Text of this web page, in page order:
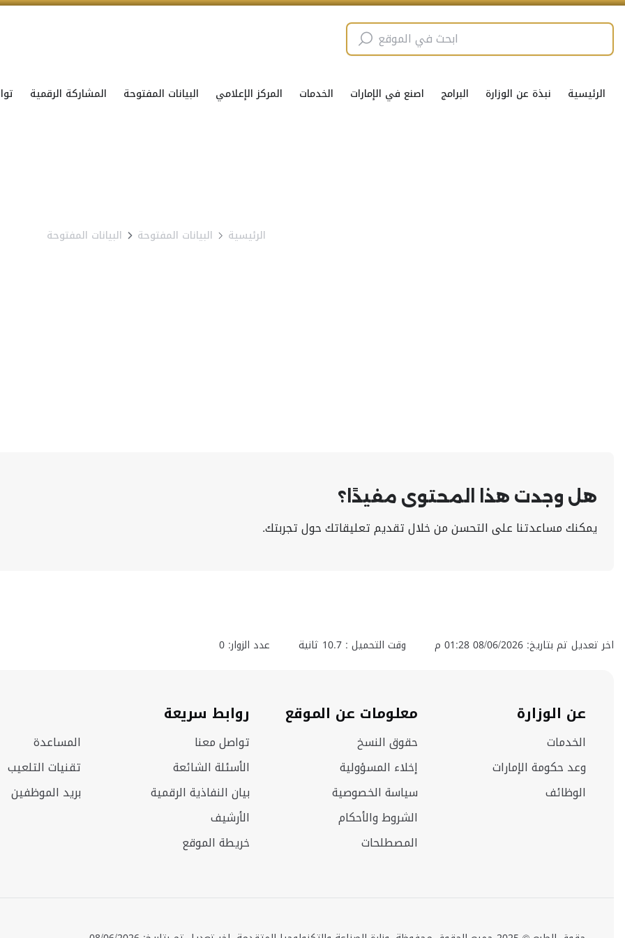
الرئيسية نبذة عن الوزارة البرامج اصنع في الإمارات الخدمات المركز الإعلامي البيانات المفتوحة المشاركة الرقمية
الرئيسية البيانات المفتوحة البيانات المفتوحة
هل وجدت هذا المحتوى مفيدًا؟
يمكنك مساعدتنا على التحسن من خلال تقديم تعليقاتك حول تجربتك.
اخر تعديل تم بتاريخ: 08/06/2026 01:28 م وقت التحميل : 10.7 ثانية عدد الزوار: 0
عن الوزارة
الخدمات
وعد حكومة الإمارات
الوظائف
معلومات عن الموقع
حقوق النسخ
إخلاء المسؤولية
سياسة الخصوصية
الشروط والأحكام
المصطلحات
روابط سريعة
تواصل معنا
الأسئلة الشائعة
بيان النفاذية الرقمية
الأرشيف
خريطة الموقع
المساعدة
تقنيات التلعيب
بريد الموظفين